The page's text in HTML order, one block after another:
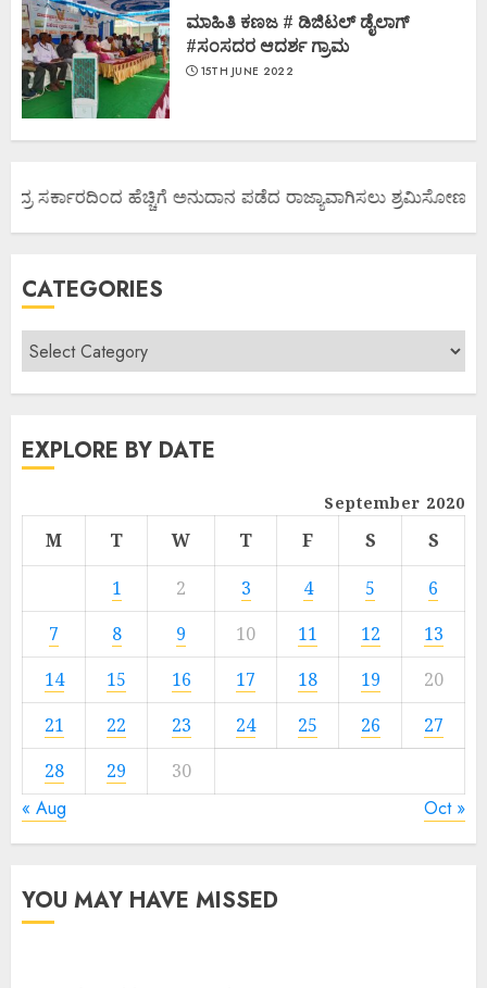
ಮಾಹಿತಿ ಕಣಜ # ಡಿಜಿಟಲ್ ಡೈಲಾಗ್
#ಸಂಸದರ ಆದರ್ಶ ಗ್ರಾಮ
15TH JUNE 2022
ಸರ್ಕಾರದಿಂದ ಹೆಚ್ಚಿಗೆ ಅನುದಾನ ಪಡೆದ ರಾಜ್ಯಾವಾಗಿಸಲು ಶ್ರಮಿಸೋಣ ಬನ್ನಿ.
CATEGORIES
EXPLORE BY DATE
September 2020
M T W T F S
S
1
2 3 4 5
6
7
8 9 10 11 12
13
14
15 16 17 18 19
20
21
22 23 24 25 26
27
28
29 30
« Aug Oct »
YOU MAY HAVE MISSED